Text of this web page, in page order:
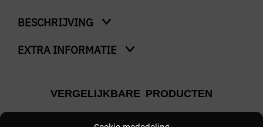
BESCHRIJVING
Tee
EXTRA INFORMATIE
BlauwVERGELIJKBARE PRODUCTEN